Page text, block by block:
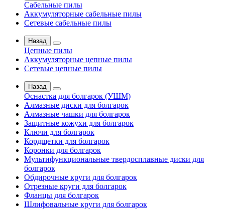
Сабельные пилы
Аккумуляторные сабельные пилы
Сетевые сабельные пилы
Назад
Цепные пилы
Аккумуляторные цепные пилы
Сетевые цепные пилы
Назад
Оснастка для болгарок (УШМ)
Алмазные диски для болгарок
Алмазные чашки для болгарок
Защитные кожухи для болгарок
Ключи для болгарок
Кордщетки для болгарок
Коронки для болгарок
Мультифункциональные твердосплавные диски для
болгарок
Обдирочные круги для болгарок
Отрезные круги для болгарок
Фланцы для болгарок
Шлифовальные круги для болгарок